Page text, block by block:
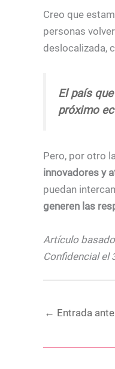
Creo que
personas
deslocalizada,
El país
próximo
Pero, por otro
innovadores y
puedan
generen las
Artículo
Confidencial el
← Entrada